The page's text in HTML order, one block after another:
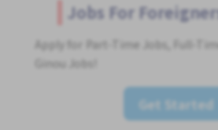
Jobs For
Apply for Part-Time Jobs, Full-
Ginou Jobs!
Get Started